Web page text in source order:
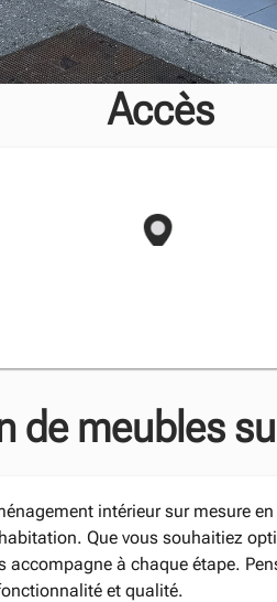
Accès
de meubles
intérieur sur mesure
Que vous souhaitiez
accompagne à chaque étape.
et qualité.